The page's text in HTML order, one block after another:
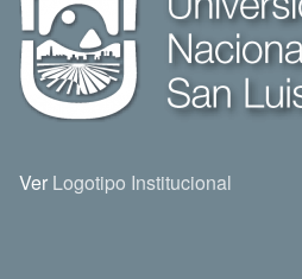
Ver Logotipo Institucional